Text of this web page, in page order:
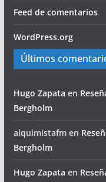
Feed de comentarios
WordPress.org
Últimos
Hugo Zapata en
Bergholm
alquimistafmen
Bergholm
Hugo Zapata en